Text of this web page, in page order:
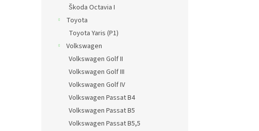
Škoda Octavia I
Toyota
Toyota Yaris (P1)
Volkswagen
Volkswagen Golf II
Volkswagen Golf III
Volkswagen Golf IV
Volkswagen Passat B4
Volkswagen Passat B5
Volkswagen Passat B5,5